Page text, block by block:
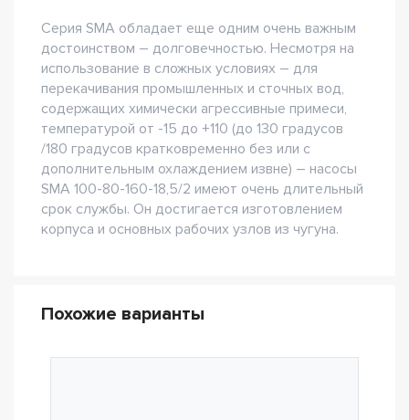
Серия SMA обладает еще одним очень важным
достоинством – долговечностью. Несмотря на
использование в сложных условиях – для
перекачивания промышленных и сточных вод,
содержащих химически агрессивные примеси,
температурой от -15 до +110 (до 130 градусов
/180 градусов кратковременно без или с
дополнительным охлаждением извне) – насосы
SMA 100-80-160-18,5/2 имеют очень длительный
срок службы. Он достигается изготовлением
корпуса и основных рабочих узлов из чугуна.
Похожие варианты